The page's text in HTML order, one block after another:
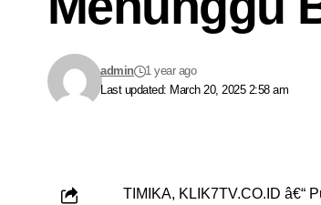
Last updated: March 20, 2025 2:58 am
admin 1 year ago
TIMIKA, KLIK7TV.CO.ID â€“